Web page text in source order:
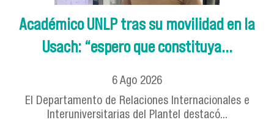
Académico UNLP tras su movilidad en la
Usach: “espero que constituya...
6 Ago 2026
El Departamento de Relaciones Internacionales e
Interuniversitarias del Plantel destacó...